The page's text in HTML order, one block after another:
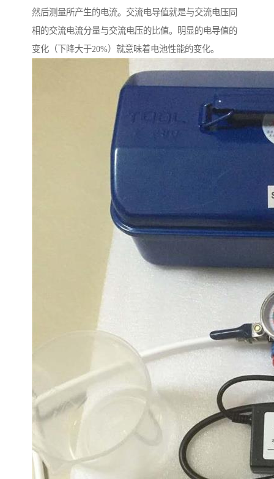
然后测量所产生的电流。交流电导值就是与交流电压同
相的交流电流分量与交流电压的比值。明显的电导值的
变化（下降大于20%）就意味着电池性能的变化。